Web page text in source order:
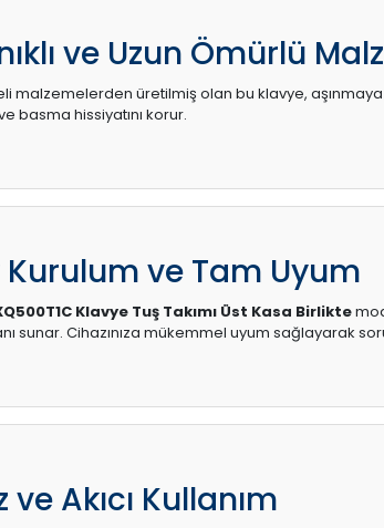
ve Uzun Ömürlü
malzemelerden üretilmiş olan bu klavye, aşınmaya
basma hissiyatını korur.
Kurulum ve Tam Uyum
Klavye Tuş Takımı Üst Kasa Birlikte
sunar. Cihazınıza mükemmel uyum sağlayarak
ve Akıcı Kullanım